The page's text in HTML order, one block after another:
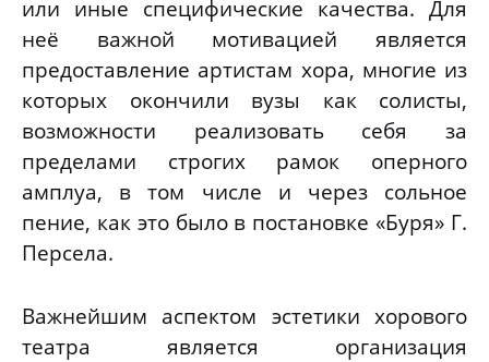
или иные специфические качества. Для
неё важной мотивацией является
предоставление артистам хора, многие из
которых окончили вузы как солисты,
возможности реализовать себя за
пределами строгих рамок оперного
амплуа, в том числе и через сольное
пение, как это было в постановке «Буря» Г.
Персела.
Важнейшим аспектом эстетики хорового
театра является организация